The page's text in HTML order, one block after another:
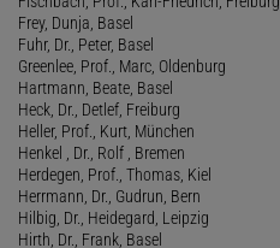
Frey, Dunja, Basel
Fuhr, Dr., Peter, Basel
Greenlee, Prof., Marc, Oldenburg
Hartmann, Beate, Basel
Heck, Dr., Detlef, Freiburg
Heller, Prof., Kurt, München
Henkel , Dr., Rolf , Bremen
Herdegen, Prof., Thomas, Kiel
Herrmann, Dr., Gudrun, Bern
Hilbig, Dr., Heidegard, Leipzig
Hirth, Dr., Frank, Basel